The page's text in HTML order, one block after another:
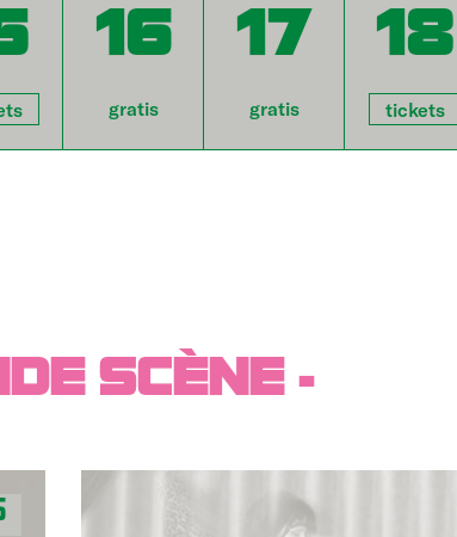
16
gratis
17
gratis
18
tickets
SCÈNE -